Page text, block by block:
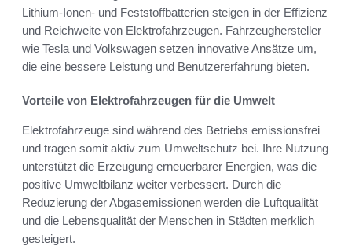
Lithium-Ionen- und Feststoffbatterien steigen in der Effizienz
und Reichweite von Elektrofahrzeugen. Fahrzeughersteller
wie Tesla und Volkswagen setzen innovative Ansätze um,
die eine bessere Leistung und Benutzererfahrung bieten.
Vorteile von Elektrofahrzeugen für die Umwelt
Elektrofahrzeuge sind während des Betriebs emissionsfrei
und tragen somit aktiv zum Umweltschutz bei. Ihre Nutzung
unterstützt die Erzeugung erneuerbarer Energien, was die
positive Umweltbilanz weiter verbessert. Durch die
Reduzierung der Abgasemissionen werden die Luftqualität
und die Lebensqualität der Menschen in Städten merklich
gesteigert.